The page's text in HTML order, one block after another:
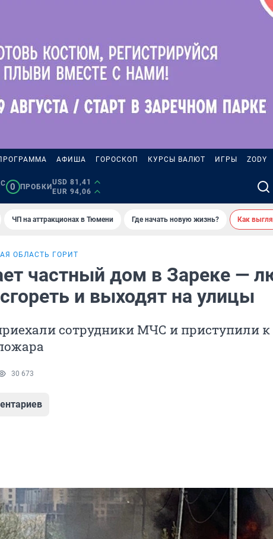
АФИША ГОРОСКОП КУРСЫ ВАЛЮТ ИГРЫ ZODY
0 ПРОБКИ
USD 81,41
EUR 94,06
ЧП на аттракционах в Тюмени Где начать новую жизнь? Как
ОБЛАСТЬ ГОРИТ
частный дом в Зареке —
и выходят на улицы
сотрудники МЧС и приступили к
30 673